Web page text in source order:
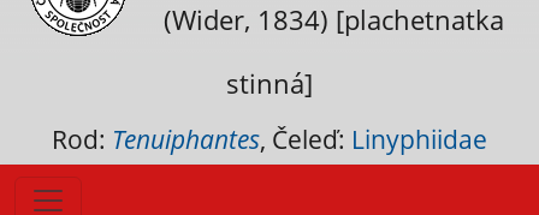
(Wider, 1834) [plachetnatka
stinná]
Rod: Tenuiphantes, Čeleď: Linyphiidae